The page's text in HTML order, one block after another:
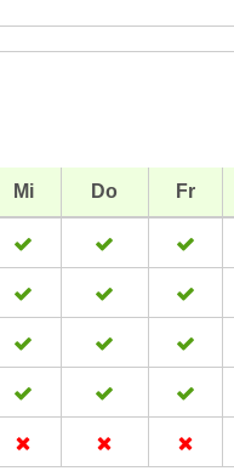
Mi Do Fr